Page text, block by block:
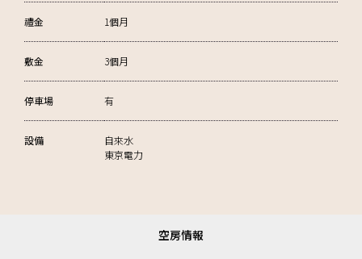
禮金 1個月
敷金 3個月
停車場 有
設備
自來水
東京電力
空房情報